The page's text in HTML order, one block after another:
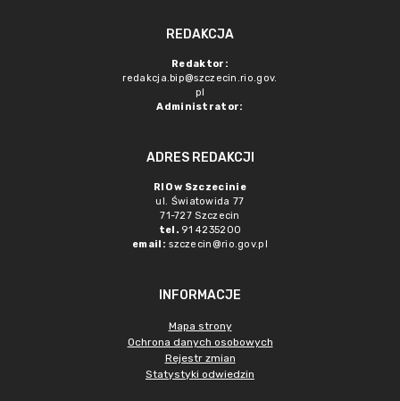
REDAKCJA
Redaktor:
redakcja.bip@szczecin.rio.gov.
pl
Administrator:
ADRES REDAKCJI
RIO w Szczecinie
ul. Światowida 77
71-727 Szczecin
tel. 91 4235200
email: szczecin@rio.gov.pl
INFORMACJE
Mapa strony
Ochrona danych osobowych
Rejestr zmian
Statystyki odwiedzin